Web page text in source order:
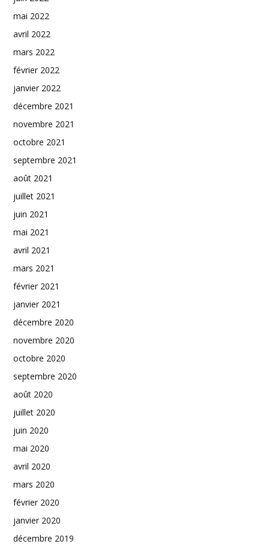
mai 2022
avril 2022
mars 2022
février 2022
janvier 2022
décembre 2021
novembre 2021
octobre 2021
septembre 2021
août 2021
juillet 2021
juin 2021
mai 2021
avril 2021
mars 2021
février 2021
janvier 2021
décembre 2020
novembre 2020
octobre 2020
septembre 2020
août 2020
juillet 2020
juin 2020
mai 2020
avril 2020
mars 2020
février 2020
janvier 2020
décembre 2019